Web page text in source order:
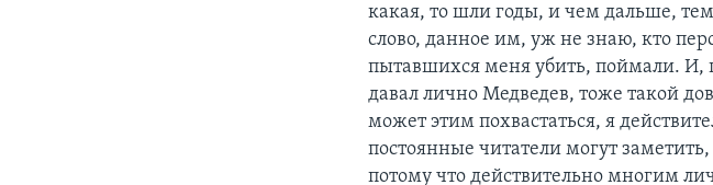
какая, то шли годы, и чем дальше,
слово, данное им, уж не знаю, кто
пытавшихся меня убить, поймали. И,
давал лично Медведев, тоже такой
может этим похвастаться, я
постоянные читатели могут
потому что действительно многим